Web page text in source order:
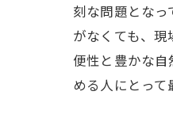
刻な問題とな
がなくても、
便性と豊かな
める人にとっ